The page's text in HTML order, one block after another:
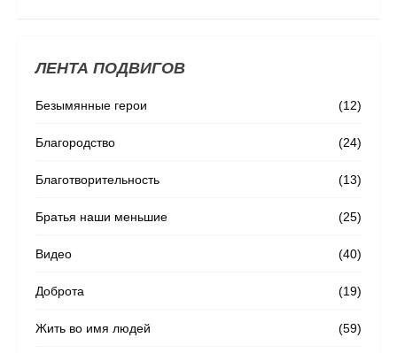
ЛЕНТА ПОДВИГОВ
(12)
Безымянные герои
(24)
Благородство
(13)
Благотворительность
(25)
Братья наши меньшие
(40)
Видео
(19)
Доброта
(59)
Жить во имя людей